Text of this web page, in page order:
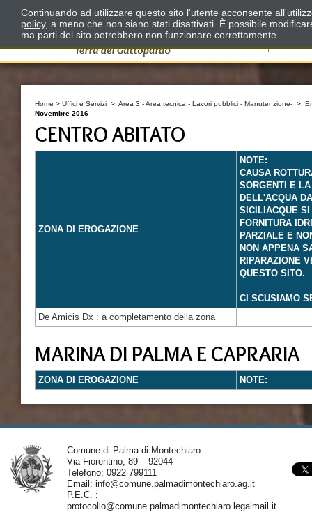
Il
Home > Uffici e Servizi > Area 3 - Area tecnica - Lavori pubblici - Manutenzione- >
Novembre 2016
CENTRO ABITATO
ZONA DI EROGAZIONE
NOTE:
CAUSA
SORGENTI E
DELL'ACQUA
SICILIACQUE
FORNITURA
PARZIALE E
NON APPENA
RIPARAZIONE
QUESTO SITO.
CI SCUSIAMO
De Amicis Dx : a completamento della zona
MARINA DI PALMA E CAPRARIA
ZONA DI EROGAZIONE NOTE:
Comune di Palma di Montechiaro
Via Fiorentino, 89 – 92044
Telefono: 0922 799111
Email: info@comune.palmadimontechiaro.ag.it
P.E.C. :
protocollo@comune.palmadimontechiaro.legalmail.it
Continuando ad utilizzare questo sito l'utente acconsente
policy, a meno che non siano stati disattivati. È possibile
ma parti del sito potrebbero non funzionare correttamente.